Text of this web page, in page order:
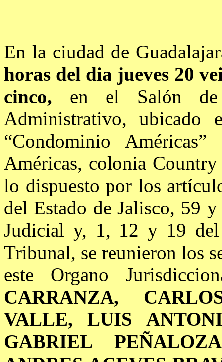
En la ciudad de
horas del dia jueves 20
cinco, en el Salón de
Administrativo,
“Condominio
Américas, colonia
lo dispuesto por los
del Estado de Jalisco, 59
Judicial y, 1, 12 y 19 del
Tribunal, se reunieron los
este Organo
CARRANZA,
VALLE, LUIS
GABRIEL